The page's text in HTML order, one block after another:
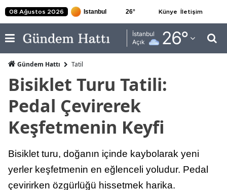
08 Ağustos 2026 26° Künye İletişim
İstanbul
Açık
26°
Adana
Adıyaman
Ağrı
Ankara
Antalya
Artvin
Gündem Hattı Tatil
Bisiklet Turu Tatili:
Pedal Çevirerek
Keşfetmenin Keyfi
Bisiklet turu, doğanın içinde kaybolarak yeni
yerler keşfetmenin en eğlenceli yoludur. Pedal
çevirirken özgürlüğü hissetmek harika.